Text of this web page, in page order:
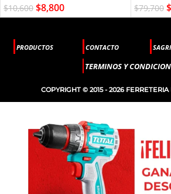
$10,600 $8,800 $79,700 $
PRODUCTOS CONTACTO
TERMINOS Y
COPYRIGHT © 2015 - 2026